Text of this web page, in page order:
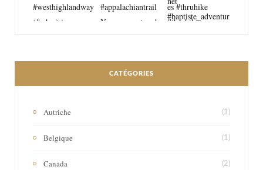
CATÉGORIES
Autriche (1)
Belgique (1)
Canada (2)